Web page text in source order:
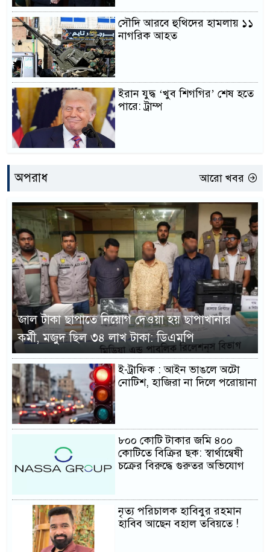
সৌদি আরবে হুথিদের হামলায় ১১
নাগরিক আহত
ইরান যুদ্ধ ‘খুব শিগগির’ শেষ হতে
পারে: ট্রাম্প
অপরাধ আরো খবর
জাল টাকা ছাপাতে নিয়োগ দেওয়া হয় ছাপাখানার
কর্মী, মজুদ ছিল ৩৪ লাখ টাকা: ডিএমপি
ই-ট্রাফিক : আইন ভাঙলে অটো
নোটিশ, হাজিরা না দিলে পরোয়ানা
৮০০ কোটি টাকার জমি ৪০০
কোটিতে বিক্রির ছক: স্বার্থান্বেষী
চক্রের বিরুদ্ধে গুরুতর অভিযোগ
নৃত্য পরিচালক হাবিবুর রহমান
হাবিব আছেন বহাল তবিয়তে !